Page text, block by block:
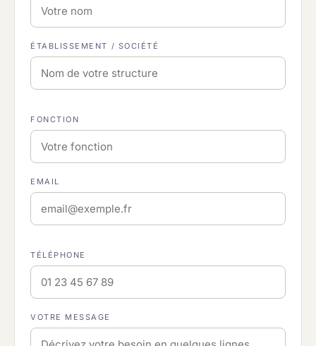
ÉTABLISSEMENT / SOCIÉTÉ
FONCTION
EMAIL
TÉLÉPHONE
VOTRE MESSAGE